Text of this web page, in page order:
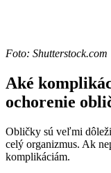
Foto: Shutterstock.com
Aké
ochorenie
Obličky sú veľmi
celý organizmus. Ak
komplikáciám.